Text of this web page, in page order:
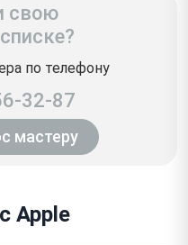
свою
по телефону
32-87
мастеру
Apple